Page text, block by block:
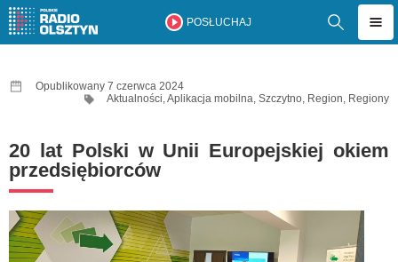
POSŁUCHAJ
Opublikowany 7 czerwca 2024
Aktualności,Aplikacja mobilna, Szczytno, Region, Regiony
20 lat Polski w Unii Europejskiej okiem
przedsiębiorców